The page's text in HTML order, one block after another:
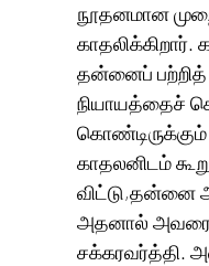
நூதனமான
காதலிக்கிறார்.
தன்னைப் பற்றித்
நியாயத்தைச்
கொண்டிருக்கும்
காதலனிடம்
விட்டு,தன்னை
அதனால் அவரைப்
சக்கரவர்த்தி.